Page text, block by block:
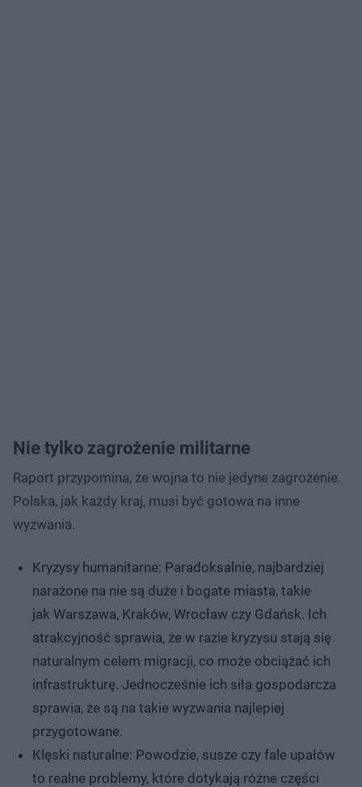
Nie tylko zagrożenie militarne
Raport przypomina, że wojna to nie jedyne zagrożenie.
Polska, jak każdy kraj, musi być gotowa na inne
wyzwania.
Kryzysy humanitarne: Paradoksalnie, najbardziej
narażone na nie są duże i bogate miasta, takie
jak Warszawa, Kraków, Wrocław czy Gdańsk. Ich
atrakcyjność sprawia, że w razie kryzysu stają się
naturalnym celem migracji, co może obciążać ich
infrastrukturę. Jednocześnie ich siła gospodarcza
sprawia, że są na takie wyzwania najlepiej
przygotowane.
Klęski naturalne: Powodzie, susze czy fale upałów
to realne problemy, które dotykają różne części